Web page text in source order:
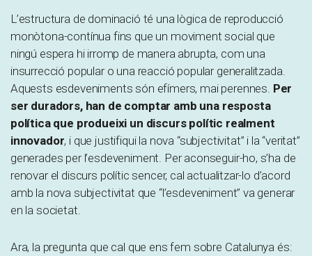
L’estructura de dominació té una lògica de reproducció
monòtona-contínua fins que un moviment social que
ningú espera hi irromp de manera abrupta, com una
insurrecció popular o una reacció popular generalitzada.
Aquests esdeveniments són efímers, mai perennes. Per
ser duradors, han de comptar amb una resposta
política que produeixi un discurs polític realment
innovador, i que justifiqui la nova “subjectivitat” i la “veritat”
generades per l’esdeveniment. Per aconseguir-ho, s’ha de
renovar el discurs polític sencer, cal actualitzar-lo d’acord
amb la nova subjectivitat que “l’esdeveniment” va generar
en la societat.
Ara, la pregunta que cal que ens fem sobre Catalunya és: